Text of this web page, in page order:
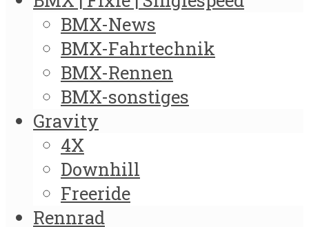
BMX-News
BMX-Fahrtechnik
BMX-Rennen
BMX-sonstiges
Gravity
4X
Downhill
Freeride
Rennrad